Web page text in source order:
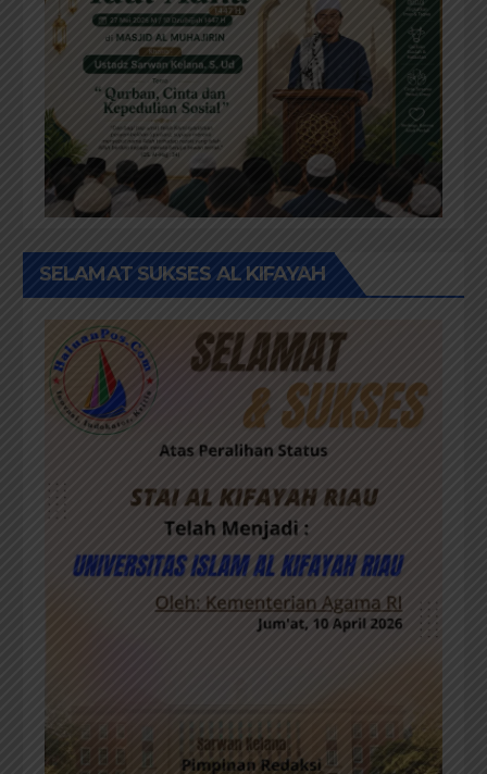
SELAMAT SUKSES AL KIFAYAH